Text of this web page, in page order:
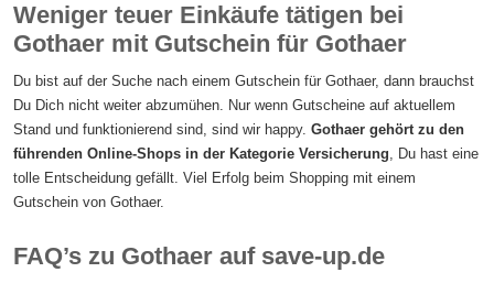
Weniger teuer Einkäufe tätigen bei
Gothaer mit Gutschein für Gothaer
Du bist auf der Suche nach einem Gutschein für Gothaer, dann brauchst
Du Dich nicht weiter abzumühen. Nur wenn Gutscheine auf aktuellem
Stand und funktionierend sind, sind wir happy.Gothaer gehört zu den
führenden Online-Shops in der Kategorie Versicherung, Du hast eine
tolle Entscheidung gefällt. Viel Erfolg beim Shopping mit einem
Gutschein von Gothaer.
FAQ’s zu Gothaer auf save-up.de